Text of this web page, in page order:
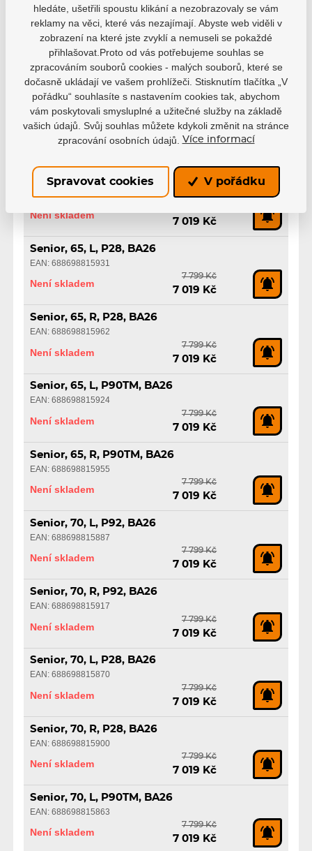
Varianty
Senior, 65, L, P92, BA26
EAN: 688698815948
Není skladem
7 799 Kč
Senior, 65, R, P92, BA26
EAN: 688698815979
Není skladem
7 019 Kč
Senior, 65, L, P28, BA26
EAN: 688698815931
Není skladem
7 799 Kč
7 019 Kč
Senior, 65, R, P28, BA26
EAN: 688698815962
Není skladem
7 799 Kč
7 019 Kč
Senior, 65, L, P90TM, BA26
EAN: 688698815924
Není skladem
7 799 Kč
7 019 Kč
Senior, 65, R, P90TM, BA26
EAN: 688698815955
Není skladem
7 799 Kč
7 019 Kč
Senior, 70, L, P92, BA26
EAN: 688698815887
Není skladem
7 799 Kč
7 019 Kč
Senior, 70, R, P92, BA26
EAN: 688698815917
Není skladem
7 799 Kč
7 019 Kč
Senior, 70, L, P28, BA26
EAN: 688698815870
Není skladem
7 799 Kč
7 019 Kč
Senior, 70, R, P28, BA26
EAN: 688698815900
Není skladem
7 799 Kč
7 019 Kč
Senior, 70, L, P90TM, BA26
EAN: 688698815863
Není skladem
7 799 Kč
7 019 Kč
hledáte, ušetřili spoustu klikání a nezobrazovaly se vám
reklamy na věci, které vás nezajímají. Abyste web viděli v
zobrazení na které jste zvyklí a nemuseli se pokaždé
přihlašovat.Proto od vás potřebujeme souhlas se
zpracováním souborů cookies - malých souborů, které se
dočasně ukládají ve vašem prohlížeči. Stisknutím tlačítka „V
pořádku“ souhlasíte s nastavením cookies tak, abychom
vám poskytovali smysluplné a užitečné služby na základě
vašich údajů. Svůj souhlas můžete kdykoli změnit na stránce
zpracování osobních údajů.
Více informací
Spravovat cookies V pořádku